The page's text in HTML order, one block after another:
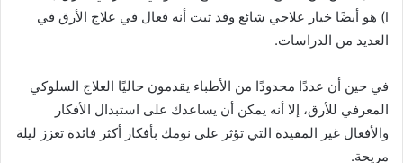
I) هو أيضًا خيار علاجي شائع وقد ثبت أنه فعال في علاج الأرق في
العديد من الدراسات.
في حين أن عددًا محدودًا من الأطباء يقدمون حاليًا العلاج السلوكي
المعرفي للأرق، إلا أنه يمكن أن يساعدك على استبدال الأفكار
والأفعال غير المفيدة التي تؤثر على نومك بأفكار أكثر فائدة تعزز ليلة
مريحة.